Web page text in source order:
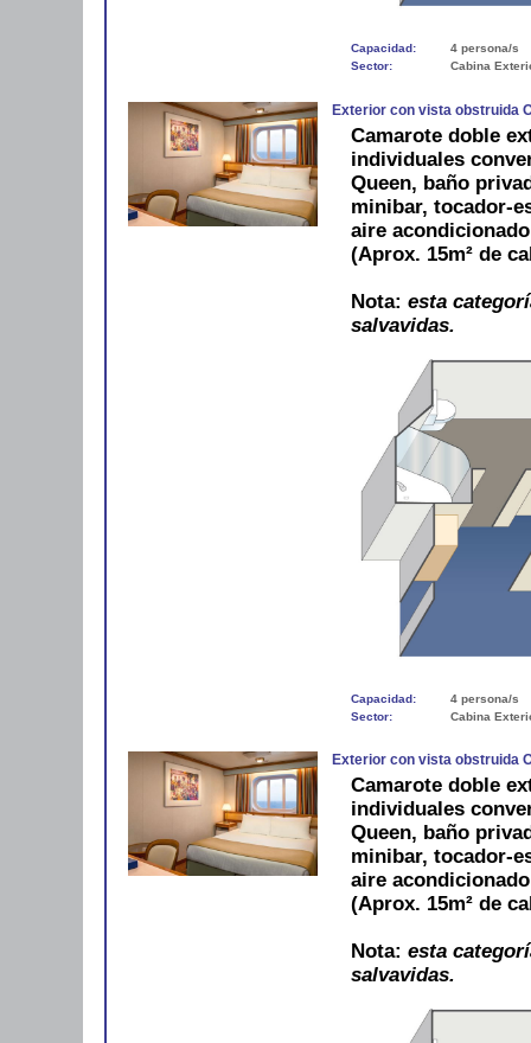
Capacidad:
4 persona/s
Sector:
Cabina
Exterior con vista obstruida
Camarote doble
individuales
Queen, baño
minibar, tocador-
aire
(Aprox. 15m² de
Nota: esta
salvavidas.
Capacidad:
4 persona/s
Sector:
Cabina
Exterior con vista obstruida
Camarote doble
individuales
Queen, baño
minibar, tocador-
aire
(Aprox. 15m² de
Nota: esta
salvavidas.